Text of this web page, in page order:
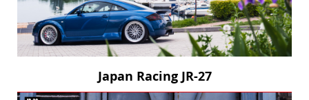
Japan Racing JR-27